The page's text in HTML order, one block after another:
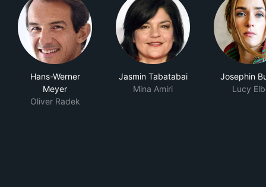
Hans-Werner
Meyer
Oliver Radek
Jasmin Tabatabai
Mina Amiri
Josephin
Lucy